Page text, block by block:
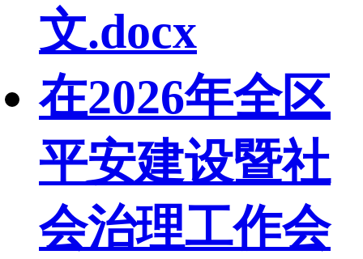
文.docx
在2026年全区
平安建设暨社
会治理工作会